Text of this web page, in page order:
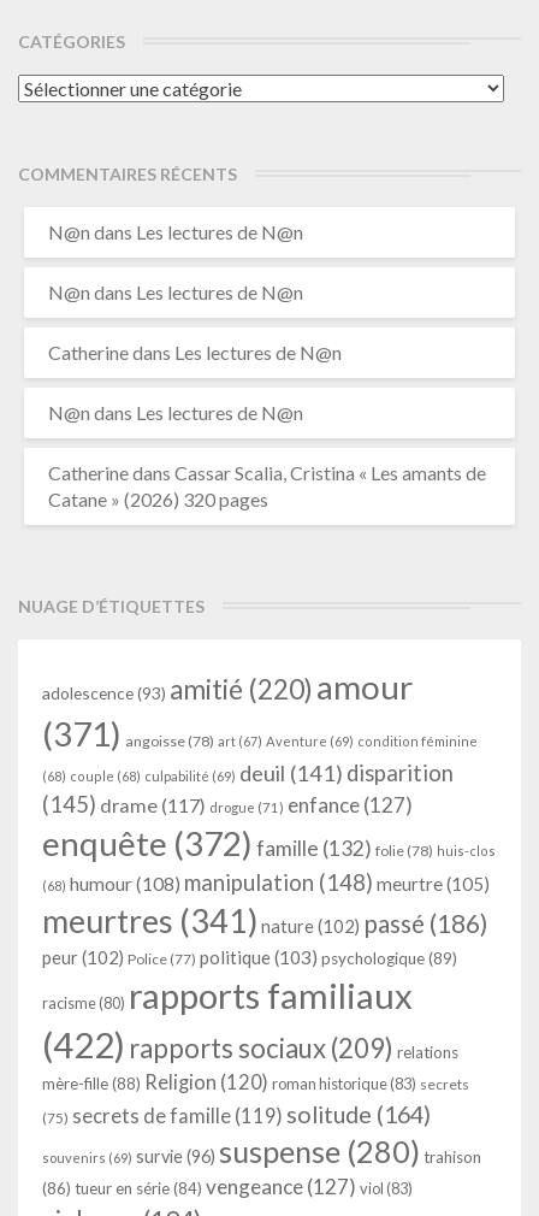
CATÉGORIES
Catégories
COMMENTAIRES RÉCENTS
N@n dans Les lectures de N@n
N@n dans Les lectures de N@n
Catherinedans Les lectures de N@n
N@n dans Les lectures de N@n
Catherinedans Cassar Scalia, Cristina « Les amants de
Catane » (2026) 320 pages
NUAGE D’ÉTIQUETTES
adolescence(93) amitié (220) amour
(371) angoisse (78) art (67) Aventure (69) condition féminine
(68) couple (68) culpabilité (69) deuil (141) disparition
(145) drame (117) drogue (71) enfance(127)
enquête (372) famille (132) folie (78) huis-clos
(68) humour(108) manipulation (148) meurtre(105)
meurtres (341) nature(102) passé (186)
peur(102) Police (77) politique(103) psychologique(89)
racisme (80) rapports familiaux
(422) rapports sociaux(209) relations
mère-fille(88) Religion (120) roman historique(83) secrets
(75) secrets de famille (119) solitude (164)
souvenirs (69) survie(96) suspense (280) trahison
(86) tueur en série(84) vengeance(127) viol (83)